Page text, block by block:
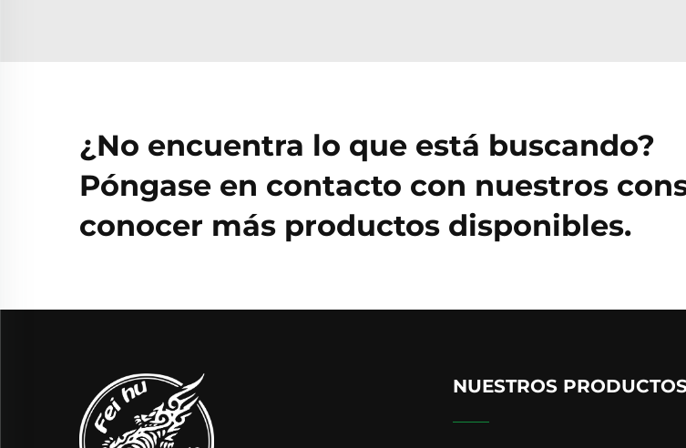
¿No encuentra lo que está buscando?
Póngase en contacto con nuestros
conocer más productos disponibles.
NUESTROS